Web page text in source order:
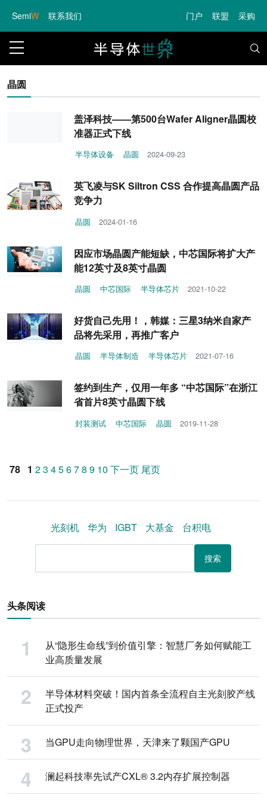
SemiW 联系我们 门户 联盟 采购
晶圆
盖泽科技——第500台Wafer Aligner晶圆校
准器正式下线
半导体设备 晶圆 2024-09-23
英飞凌与SK Siltron CSS 合作提高晶圆产品
竞争力
晶圆 2024-01-16
因应市场晶圆产能短缺，中芯国际将扩大产
能12英寸及8英寸晶圆
晶圆 中芯国际 半导体芯片 2021-10-22
好货自己先用！，韩媒：三星3纳米自家产
品将先采用，再推广客户
晶圆 半导体制造 半导体芯片 2021-07-16
签约到生产，仅用一年多 “中芯国际”在浙江
省首片8英寸晶圆下线
封装测试 中芯国际 晶圆 2019-11-28
78 1 23 45678 9 10 下一页 尾页
光刻机 华为 IGBT 大基金 台积电
搜索
头条阅读
从“隐形生命线”到价值引擎：智慧厂务如何赋能工
业高质量发展
半导体材料突破！国内首条全流程自主光刻胶产线
正式投产
当GPU走向物理世界，天津来了颗国产GPU
澜起科技率先试产CXL® 3.2内存扩展控制器